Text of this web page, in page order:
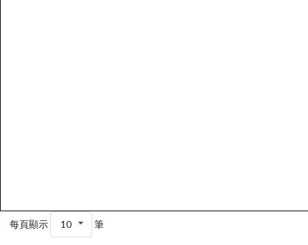
每頁顯示 10 筆